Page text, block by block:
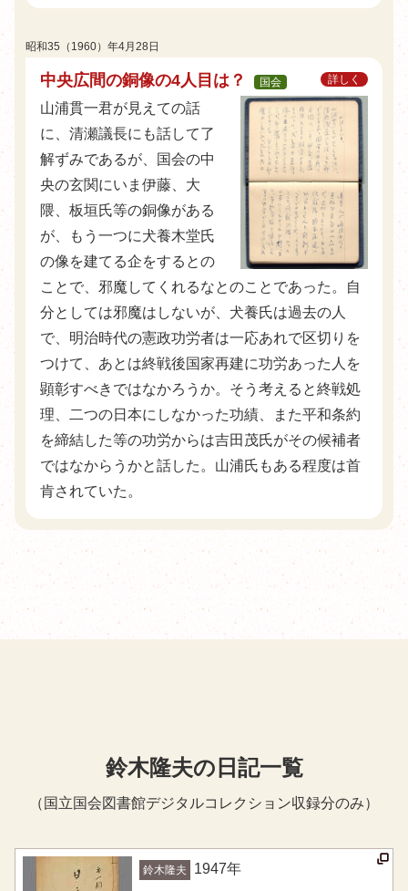
昭和35（1960）年4月28日
中央広間の銅像の4人目は？ 国会 詳しく
山浦貫一君が見えての話
に、清瀬議長にも話して了
解ずみであるが、国会の中
央の玄関にいま伊藤、大
隈、板垣氏等の銅像がある
が、もう一つに犬養木堂氏
の像を建てる企をするとの
ことで、邪魔してくれるなとのことであった。自
分としては邪魔はしないが、犬養氏は過去の人
で、明治時代の憲政功労者は一応あれで区切りを
つけて、あとは終戦後国家再建に功労あった人を
顕彰すべきではなかろうか。そう考えると終戦処
理、二つの日本にしなかった功績、また平和条約
を締結した等の功労からは吉田茂氏がその候補者
ではなからうかと話した。山浦氏もある程度は首
肯されていた。
鈴木隆夫の日記一覧
（国立国会図書館デジタルコレクション収録分のみ）
鈴木隆夫 1947年